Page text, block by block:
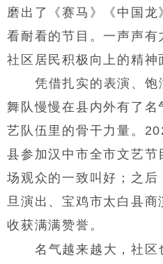
磨出了《赛马》《中国
看耐看的节目。一声声有
社区居民积极向上的精神
凭借扎实的表演、
舞队慢慢在县内外有了
艺队伍里的骨干力量。
县参加汉中市全市文艺
场观众的一致叫好；之后
旦演出、宝鸡市太白县
收获满满赞誉。
名气越来越大，社区